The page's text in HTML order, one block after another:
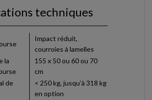
techniques
Impact réduit,
courroies à lamelles
la
155 x 50 ou 60 ou 70
cm
de
< 250 kg, jusqu’à 318 kg
en option